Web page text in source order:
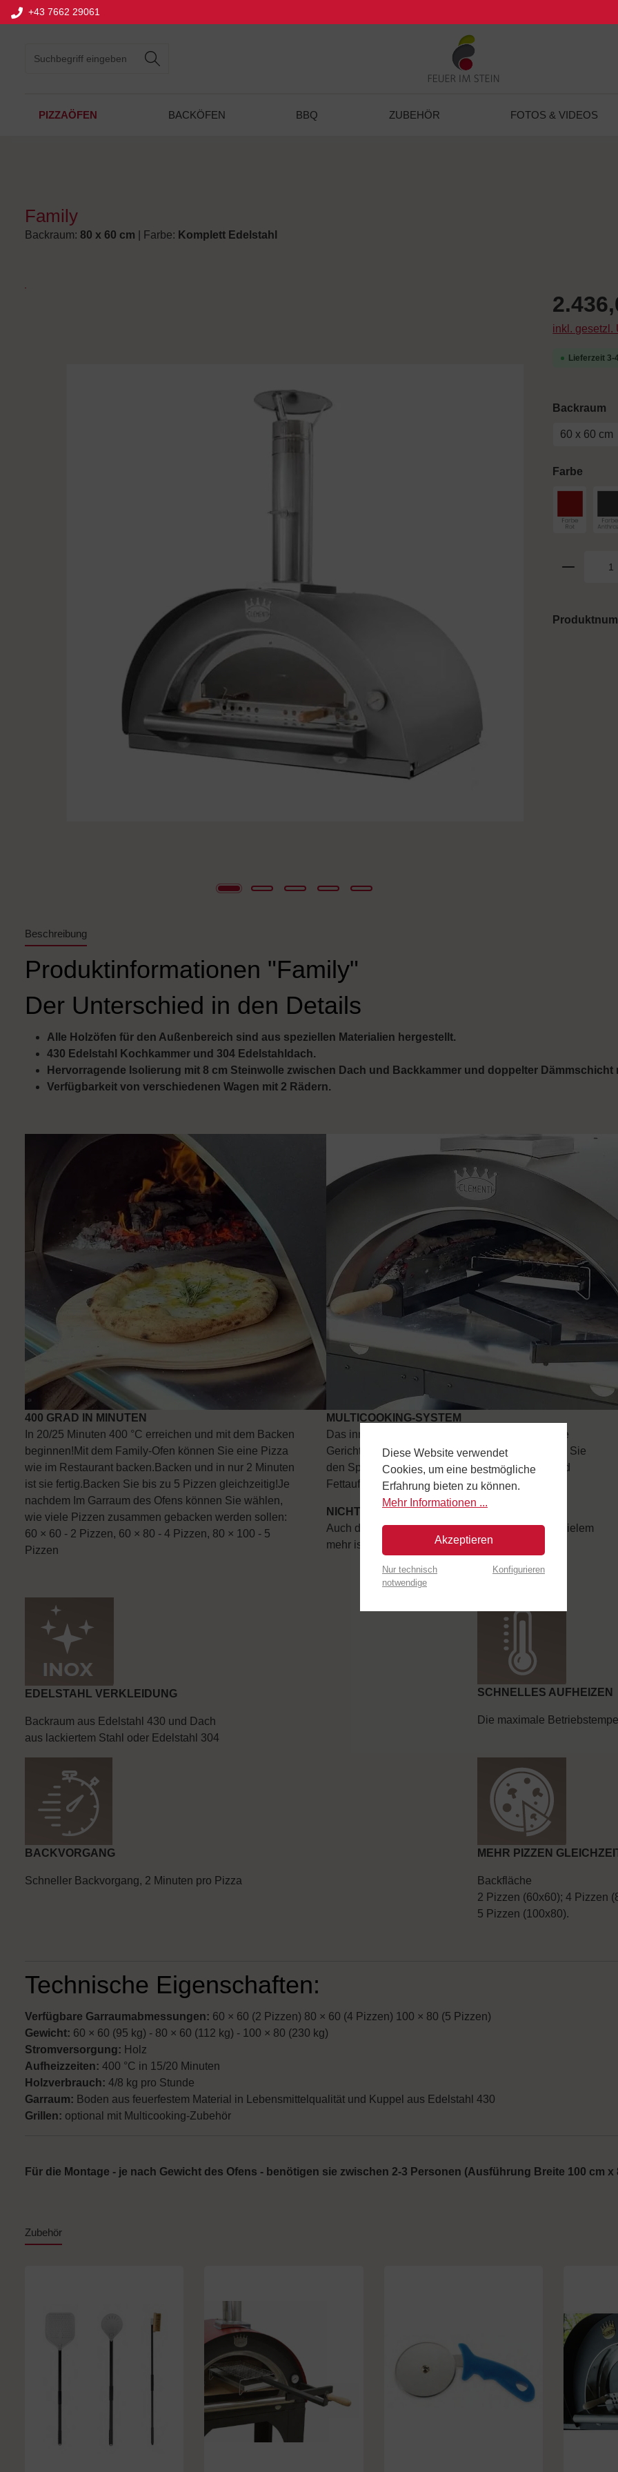
Zur Hauptnavigation springen
+43 7662 29061
BACKÖFEN BBQ ZUBEHÖR FOTOS & VIDEOS
Family
Backraum: 80 x 60 cm | Farbe: Komplett Edelstahl
inkl. gesetzl.
Lieferzeit 3-
Backraum
60 x 60 cm
Farbe
Farbe Rot
Beschreibung
Produktinformationen "Family"
Der Unterschied in den Details
Alle Holzöfen für den Außenbereich sind aus speziellen Materialien hergestellt.
430 Edelstahl Kochkammer und 304 Edelstahldach.
Hervorragende Isolierung mit 8 cm Steinwolle zwischen Dach und Backkammer und doppelter Dämmschicht
Verfügbarkeit von verschiedenen Wagen mit 2 Rädern.
400 GRAD IN MINUTEN
In 20/25 Minuten 400 °C erreichen und mit dem Backen
beginnen!Mit dem Family-Ofen können Sie eine Pizza
wie im Restaurant backen.Backen und in nur 2 Minuten
ist sie fertig.Backen Sie bis zu 5 Pizzen gleichzeitig!Je
nachdem Im Garraum des Ofens können Sie wählen,
wie viele Pizzen zusammen gebacken werden sollen:
60 × 60 - 2 Pizzen, 60 × 80 - 4 Pizzen, 80 × 100 - 5
Pizzen
MULTICOOKING-SYSTEM
Das innovative Kochsystem, mit dem Sie mehrere
Gerichte gleichzeitig zubereiten können. Steigern Sie
den Spaß mit dem abnehmbaren Arm mit Grill und
Fettauffangschale.
NICHT NUR PIZZA
Auch das Backen von Brot, Kuchen, Braten und vielem
mehr ist möglich!
EDELSTAHL VERKLEIDUNG
Backraum aus Edelstahl 430 und Dach
aus lackiertem Stahl oder Edelstahl 304
SCHNELLES AUFHEIZEN
Die maximale
BACKVORGANG
Schneller Backvorgang, 2 Minuten pro Pizza
MEHR PIZZEN
Backfläche
2 Pizzen (60x60); 4 Pizzen
5 Pizzen (100x80).
Technische Eigenschaften:
Verfügbare Garraumabmessungen: 60 × 60 (2 Pizzen) 80 × 60 (4 Pizzen) 100 × 80 (5 Pizzen)
Gewicht: 60 × 60 (95 kg) - 80 × 60 (112 kg) - 100 × 80 (230 kg)
Stromversorgung: Holz
Aufheizzeiten: 400 °C in 15/20 Minuten
Holzverbrauch: 4/8 kg pro Stunde
Garraum: Boden aus feuerfestem Material in Lebensmittelqualität und Kuppel aus Edelstahl 430
Grillen: optional mit Multicooking-Zubehör
Für die Montage - je nach Gewicht des Ofens - benötigen sie zwischen 2-3 Personen (Ausführung Breite 100 cm
Zubehör
Diese Website verwendet
Cookies, um eine bestmögliche
Erfahrung bieten zu können.
Mehr Informationen ...
Akzeptieren
Nur technisch
notwendige
Konfigurieren